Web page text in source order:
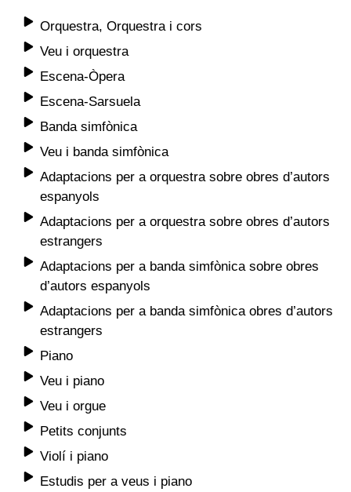
Orquestra, Orquestra i cors
Veu i orquestra
Escena-Òpera
Escena-Sarsuela
Banda simfònica
Veu i banda simfònica
Adaptacions per a orquestra sobre obres d’autors
espanyols
Adaptacions per a orquestra sobre obres d’autors
estrangers
Adaptacions per a banda simfònica sobre obres
d’autors espanyols
Adaptacions per a banda simfònica obres d’autors
estrangers
Piano
Veu i piano
Veu i orgue
Petits conjunts
Violí i piano
Estudis per a veus i piano